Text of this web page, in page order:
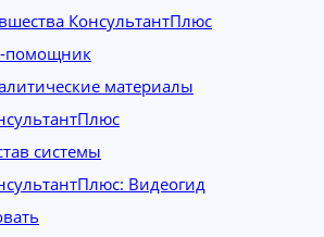
КонсультантПлюс
помощник
материалы
системы
Видеогид